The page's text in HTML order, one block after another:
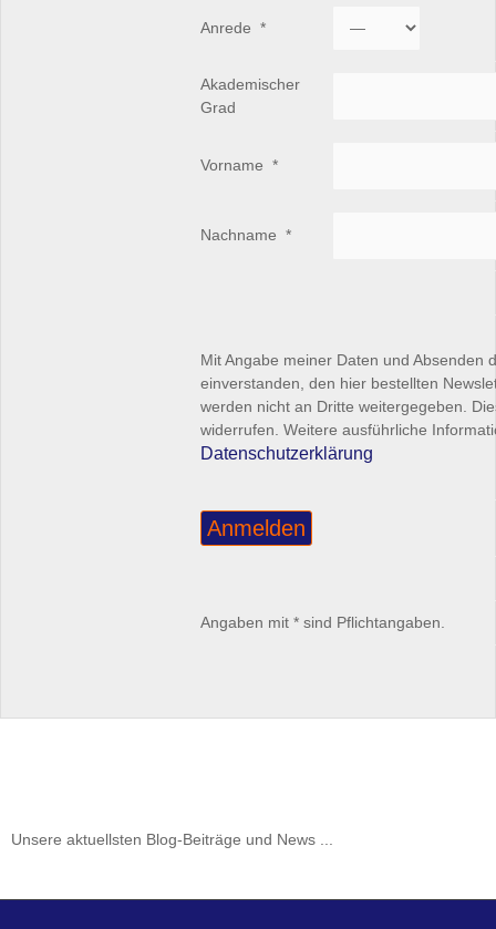
Anrede *
Akademischer
Grad
Vorname *
Nachname *
Mit Angabe meiner Daten und Absenden
einverstanden, den hier bestellten
werden nicht an Dritte weitergegeben.
widerrufen. Weitere ausführliche
Datenschutzerklärung
Angaben mit * sind Pflichtangaben.
Unsere aktuellsten Blog-Beiträge und News ...